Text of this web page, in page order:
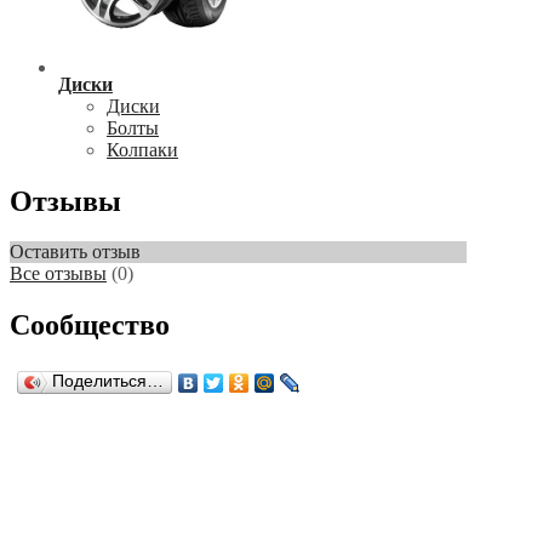
Диски
Диски
Болты
Колпаки
Отзывы
Оставить отзыв
Все отзывы (0)
Сообщество
Поделиться…